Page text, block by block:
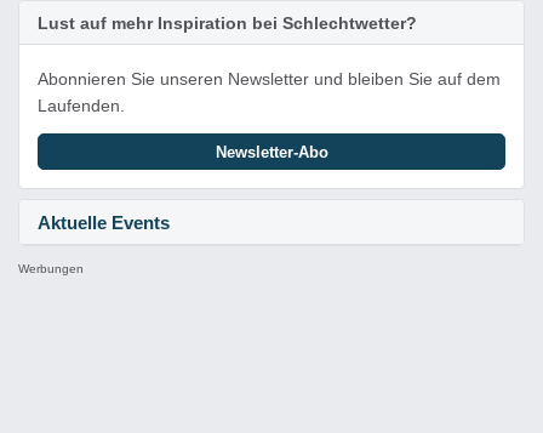
Aktuelle Events
Lust auf mehr Inspiration bei Schlechtwetter?
Abonnieren Sie unseren Newsletter und bleiben Sie auf dem
Laufenden.
Newsletter-Abo
Werbungen